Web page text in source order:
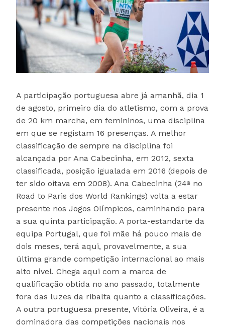
A participação portuguesa abre já amanhã, dia 1
de agosto, primeiro dia do atletismo, com a prova
de 20 km marcha, em femininos, uma disciplina
em que se registam 16 presenças. A melhor
classificação de sempre na disciplina foi
alcançada por Ana Cabecinha, em 2012, sexta
classificada, posição igualada em 2016 (depois de
ter sido oitava em 2008). Ana Cabecinha (24ª no
Road to Paris dos World Rankings) volta a estar
presente nos Jogos Olímpicos, caminhando para
a sua quinta participação. A porta-estandarte da
equipa Portugal, que foi mãe há pouco mais de
dois meses, terá aqui, provavelmente, a sua
última grande competição internacional ao mais
alto nível. Chega aqui com a marca de
qualificação obtida no ano passado, totalmente
fora das luzes da ribalta quanto a classificações.
A outra portuguesa presente, Vitória Oliveira, é a
dominadora das competições nacionais nos